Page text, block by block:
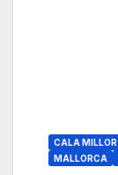
CALA MILLOR
MALLORCA